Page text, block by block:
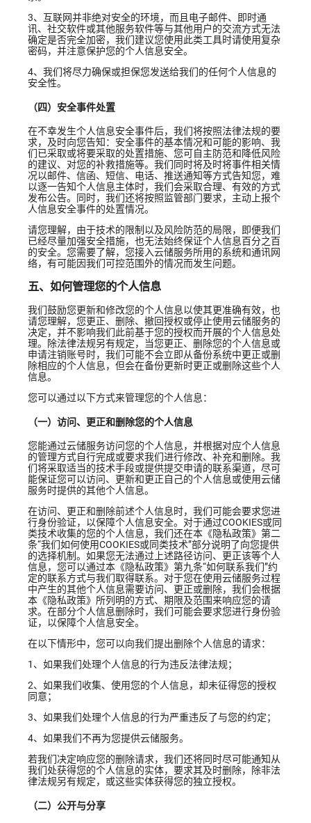
3、互联网并非绝对安全的环境，而且电子邮件、即时通
讯、社交软件或其他服务软件等与其他用户的交流方式无法
确定是否完全加密，我们建议您使用此类工具时请使用复杂
密码，并注意保护您的个人信息安全。
4、我们将尽力确保或担保您发送给我们的任何个人信息的
安全性。
（四）安全事件处置
在不幸发生个人信息安全事件后，我们将按照法律法规的要
求，及时向您告知：安全事件的基本情况和可能的影响、我
们已采取或将要采取的处置措施、您可自主防范和降低风险
的建议、对您的补救措施等。我们同时将及时将事件相关情
况以邮件、信函、短信、电话、推送通知等方式告知您，难
以逐一告知个人信息主体时，我们会采取合理、有效的方式
发布公告。同时，我们还将按照监管部门要求，主动上报个
人信息安全事件的处置情况。
请您理解，由于技术的限制以及风险防范的局限，即便我们
已经尽量加强安全措施，也无法始终保证个人信息百分之百
的安全。您需要了解，您接入云储服务所用的系统和通讯网
络，有可能因我们可控范围外的情况而发生问题。
五、如何管理您的个人信息
我们鼓励您更新和修改您的个人信息以使其更准确有效，也
请您理解，您更正、删除、撤回授权或停止使用云储服务的
决定，并不影响我们此前基于您的授权而开展的个人信息处
理。除法律法规另有规定，当您更正、删除您的个人信息或
申请注销账号时，我们可能不会立即从备份系统中更正或删
除相应的个人信息，但会在备份更新时更正或删除这些个人
信息。
您可以通过以下方式来管理您的个人信息：
（一）访问、更正和删除您的个人信息
您能通过云储服务访问您的个人信息，并根据对应个人信息
的管理方式自行完成或要求我们进行修改、补充和删除。我
们将采取适当的技术手段或提供提交申请的联系渠道，尽可
能保证您可以访问、更新和更正自己的个人信息或使用云储
服务时提供的其他个人信息。
在访问、更正和删除前述个人信息时，我们可能会要求您进
行身份验证，以保障个人信息安全。对于通过COOKIES或同
类技术收集的您的个人信息，我们还在本《隐私政策》第二
条“我们如何使用COOKIES或同类技术”部分说明了向您提供
的选择机制。如果您无法通过上述路径访问、更正该等个人
信息，您可以通过本《隐私政策》第九条“如何联系我们”约
定的联系方式与我们取得联系。对于您在使用云储服务过程
中产生的其他个人信息需要访问、更正或删除，我们会根据
本《隐私政策》所列明的方式、期限及范围来响应您的请
求。在部分个人信息删除时，我们可能会要求您进行身份验
证，以保障个人信息安全。
在以下情形中，您可以向我们提出删除个人信息的请求：
1、如果我们处理个人信息的行为违反法律法规；
2、如果我们收集、使用您的个人信息，却未征得您的授权
同意；
3、如果我们处理个人信息的行为严重违反了与您的约定；
4、如果我们不再为您提供云储服务。
若我们决定响应您的删除请求，我们还将同时尽可能通知从
我们处获得您的个人信息的实体，要求其及时删除，除非法
律法规另有规定，或这些实体获得您的独立授权。
（二）公开与分享